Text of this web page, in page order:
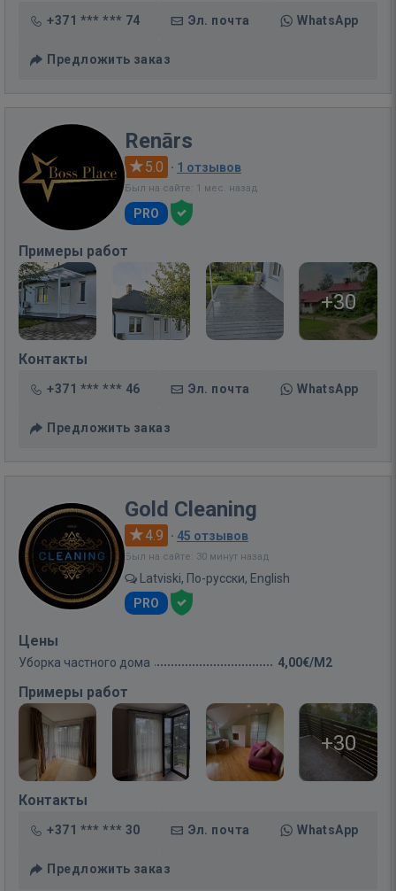
+371 *** *** 74 Эл. почта WhatsApp
Предложить заказ
Renārs
5.0 · 1 отзывов
Был на сайте: 1 мес. назад
PRO
Примеры работ
+30
Контакты
+371 *** *** 46 Эл. почта WhatsApp
Предложить заказ
Gold Cleaning
4.9 · 45 отзывов
Был на сайте: 30 минут назад
Latviski, По-русски, English
PRO
Цены
Уборка частного дома 4,00€/M2
Примеры работ
+30
Контакты
+371 *** *** 30 Эл. почта WhatsApp
Предложить заказ